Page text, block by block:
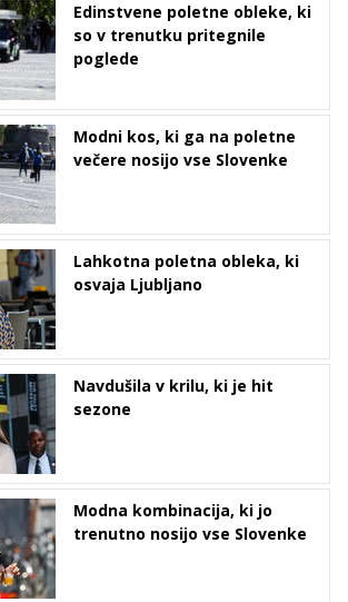
Edinstvene poletne obleke, ki
so v trenutku pritegnile
poglede
Modni kos, ki ga na poletne
večere nosijo vse Slovenke
Lahkotna poletna obleka, ki
osvaja Ljubljano
Navdušila v krilu, ki je hit
sezone
Modna kombinacija, ki jo
trenutno nosijo vse Slovenke